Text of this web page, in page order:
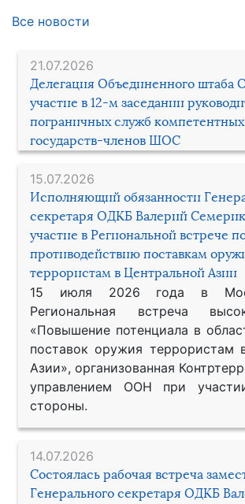
21.07.2026
Делегация Объединенного штаба
участие в 12-м заседании
пограничных служб компетентных
государств-членов ШОС
15.07.2026
Исполняющий обязанности
секретаря ОДКБ Валерий
участие в Региональной встрече
противодействию поставкам
террористам в Центральной Азии
15 июля 2026 года в
Региональная встреча
«Повышение потенциала в
поставок оружия террористам
Азии», организованная
управлением ООН при
стороны.
14.07.2026
Состоялась рабочая встреча
Генерального секретаря ОДКБ
Все новости